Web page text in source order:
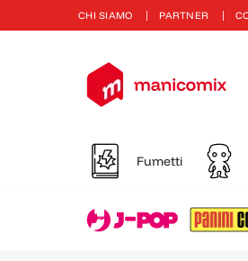
CHI SIAMO PARTNER
Fumetti